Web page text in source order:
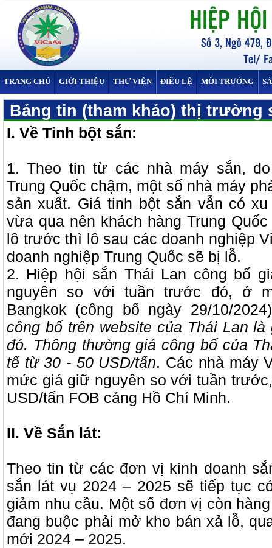
TRANG CHỦ GIỚI THIỆU THƯ VIỆN ĐIỀU LỆ MÔI TRƯỜNG
Bảng tin (tham khảo) thị trường
I. Về Tinh bột sắn:
1. Theo tin từ các nhà máy sắn,
Trung Quốc chậm, một số nhà máy
sản xuất. Giá tinh bột sắn vẫn có
vừa qua nên khách hàng Trung
lô trước thì lô sau các doanh nghiệp
doanh nghiệp Trung Quốc sẽ bị lỗ.
2. Hiệp hội sắn Thái Lan công bố
nguyên so với tuần trước đó, ở
Bangkok (công bố ngày 29/10/
công bố trên website của Thái Lan
đó. Thông thường giá công bố của
tế từ 30 - 50 USD/tấn. Các nhà máy
mức giá giữ nguyên so với tuần
USD/tấn FOB cảng Hồ Chí Minh.
II. Về Sắn lát:
Theo tin từ các đơn vị kinh doanh
sắn lát vụ 2024 – 2025 sẽ tiếp tục
giảm nhu cầu. Một số đơn vị còn
đang buộc phải mở kho bán xả lỗ,
mới 2024 – 2025.